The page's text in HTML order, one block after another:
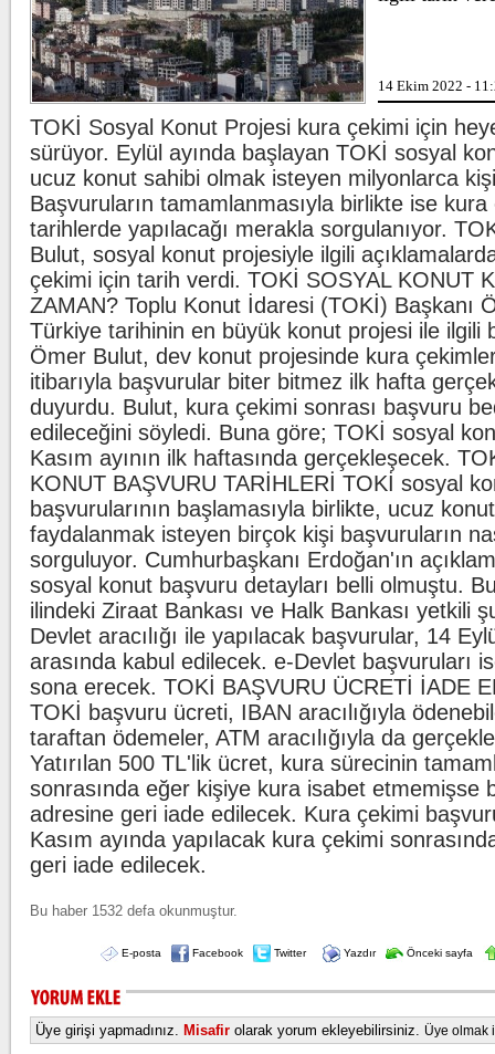
14 Ekim 2022 -
TOKİ Sosyal Konut Projesi kura çekimi için
sürüyor. Eylül ayında başlayan TOKİ sosyal
ucuz konut sahibi olmak isteyen milyonlarca
Başvuruların tamamlanmasıyla birlikte ise
tarihlerde yapılacağı merakla sorgulanıyor.
Bulut, sosyal konut projesiyle ilgili
çekimi için tarih verdi. TOKİ SOSYAL KONUT
ZAMAN? Toplu Konut İdaresi (TOKİ) Başkanı
Türkiye tarihinin en büyük konut projesi ile ilgili
Ömer Bulut, dev konut projesinde kura
itibarıyla başvurular biter bitmez ilk hafta
duyurdu. Bulut, kura çekimi sonrası başvuru
edileceğini söyledi. Buna göre; TOKİ sosyal
Kasım ayının ilk haftasında gerçekleşecek.
KONUT BAŞVURU TARİHLERİ TOKİ sosyal
başvurularının başlamasıyla birlikte, ucuz
faydalanmak isteyen birçok kişi başvuruların
sorguluyor. Cumhurbaşkanı Erdoğan'ın
sosyal konut başvuru detayları belli olmuştu.
ilindeki Ziraat Bankası ve Halk Bankası yetkili
Devlet aracılığı ile yapılacak başvurular, 14
arasında kabul edilecek. e-Devlet başvuruları
sona erecek. TOKİ BAŞVURU ÜCRETİ İADE
TOKİ başvuru ücreti, IBAN aracılığıyla
taraftan ödemeler, ATM aracılığıyla da
Yatırılan 500 TL'lik ücret, kura sürecinin
sonrasında eğer kişiye kura isabet etmemişse
adresine geri iade edilecek. Kura çekimi
Kasım ayında yapılacak kura çekimi
geri iade edilecek.
Bu haber 1532 defa okunmuştur.
E-posta Facebook Twitter Yazdır Önceki sayfa
Üye girişi yapmadınız. Misafir olarak yorum ekleyebilirsiniz. Üye olmak
ligaman yaralanması tespit edildiğini
duyurdu.
Kılıçdaroğlu'ndan esnafa ziyaret
CHP Genel Başkanı Kemal
Kılıçdaroğlu, Ankara Ulus'ta esnaf
ziyareti yaptı. Kılıçdaroğlu'na parti
yöneticileri eşlik etti.
Oğuzhan Uğur adliyeye sevk edildi
İstanbul Emniyet Müdürlüğü Mali
Suçlarla Mücadele Şube Müdürlüğü
ekiplerince Ahbap Derneği'nin ...
İran'dan